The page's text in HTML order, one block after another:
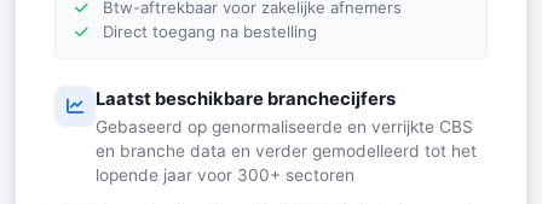
Btw-aftrekbaar voor zakelijke afnemers
Direct toegang na bestelling
Laatst beschikbare branchecijfers
Gebaseerd op genormaliseerde en verrijkte CBS
en branche data en verder gemodelleerd tot het
lopende jaar voor 300+ sectoren